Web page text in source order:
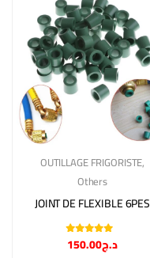
OUTILLAGE FRIGORISTE,
Others
JOINT DE FLEXIBLE 6PES
Note 5.00sur
5 د.ج150.00